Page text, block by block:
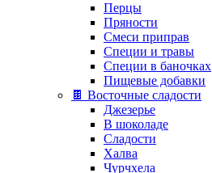
Перцы
Пряности
Смеси приправ
Специи и травы
Специи в баночках
Пищевые добавки
🍫 Восточные сладости
Джезерье
В шоколаде
Сладости
Халва
Чурчхела